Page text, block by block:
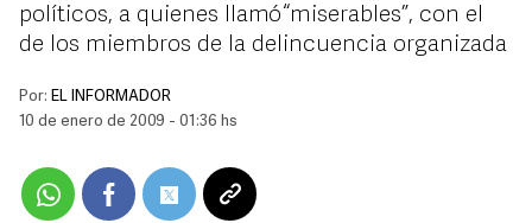
políticos, a quienes llamó “miserables”, con el
de los miembros de la delincuencia organizada
Por: EL INFORMADOR
10 de enero de 2009 - 01:36 hs